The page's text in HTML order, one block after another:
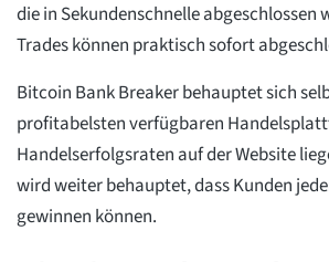
die in Sekundenschnelle abgeschlossen
Trades können praktisch sofort
Bitcoin Bank Breaker behauptet sich
profitabelsten verfügbaren
Handelserfolgsraten auf der Website
wird weiter behauptet, dass Kunden
gewinnen können.